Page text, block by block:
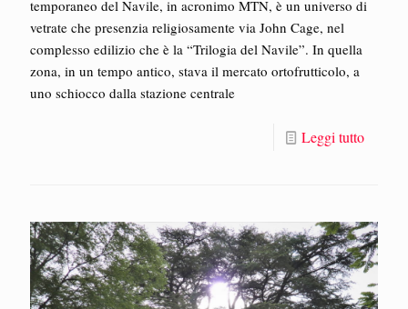
temporaneo del Navile, in acronimo MTN, è un universo di
vetrate che presenzia religiosamente via John Cage, nel
complesso edilizio che è la “Trilogia del Navile”. In quella
zona, in un tempo antico, stava il mercato ortofrutticolo, a
uno schiocco dalla stazione centrale
Leggi tutto